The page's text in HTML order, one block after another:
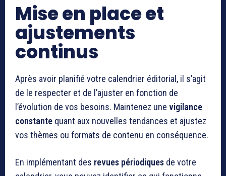
Mise en place et
ajustements
continus
Après avoir planifié votre calendrier éditorial, il s’agit
de le respecter et de l’ajuster en fonction de
l’évolution de vos besoins. Maintenez une vigilance
constante quant aux nouvelles tendances et ajustez
vos thèmes ou formats de contenu en conséquence.
En implémentant des revues périodiques de votre